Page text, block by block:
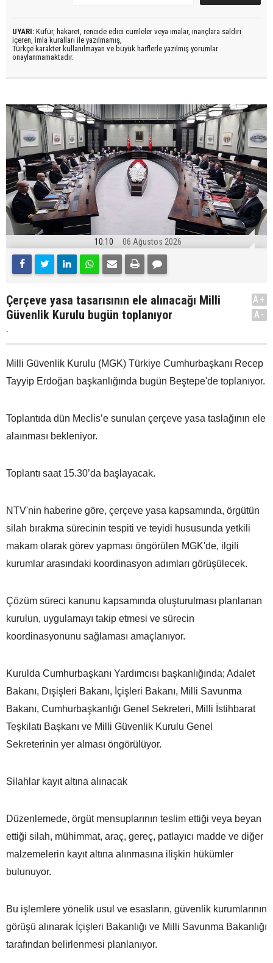
UYARI: Küfür, hakaret, rencide edici cümleler veya imalar, inançlara saldırı
içeren, imla kuralları ile yazılmamış,
Türkçe karakter kullanılmayan ve büyük harflerle yazılmış yorumlar
onaylanmamaktadır.
10:10 06 Ağustos 2026
Çerçeve yasa tasarısının ele alınacağı Milli
Güvenlik Kurulu bugün toplanıyor
.
A+
A-
Milli Güvenlik Kurulu (MGK) Türkiye Cumhurbaşkanı Recep
Tayyip Erdoğan başkanlığında bugün Beştepe'de toplanıyor.
Toplantıda dün Meclis’e sunulan çerçeve yasa taslağının ele
alaınması bekleniyor.
Toplantı saat 15.30’da başlayacak.
NTV'nin haberine göre, çerçeve yasa kapsamında, örgütün
silah bırakma sürecinin tespiti ve teyidi hususunda yetkili
makam olarak görev yapması öngörülen MGK'de, ilgili
kurumlar arasındaki koordinasyon adımları görüşülecek.
Çözüm süreci kanunu kapsamında oluşturulması planlanan
kurulun, uygulamayı takip etmesi ve sürecin
koordinasyonunu sağlaması amaçlanıyor.
Kurulda Cumhurbaşkanı Yardımcısı başkanlığında; Adalet
Bakanı, Dışişleri Bakanı, İçişleri Bakanı, Milli Savunma
Bakanı, Cumhurbaşkanlığı Genel Sekreteri, Milli İstihbarat
Teşkilatı Başkanı ve Milli Güvenlik Kurulu Genel
Sekreterinin yer alması öngörülüyor.
Silahlar kayıt altına alınacak
Düzenlemede, örgüt mensuplarının teslim ettiği veya beyan
ettiği silah, mühimmat, araç, gereç, patlayıcı madde ve diğer
malzemelerin kayıt altına alınmasına ilişkin hükümler
bulunuyor.
Bu işlemlere yönelik usul ve esasların, güvenlik kurumlarının
görüşü alınarak İçişleri Bakanlığı ve Milli Savunma Bakanlığı
tarafından belirlenmesi planlanıyor.